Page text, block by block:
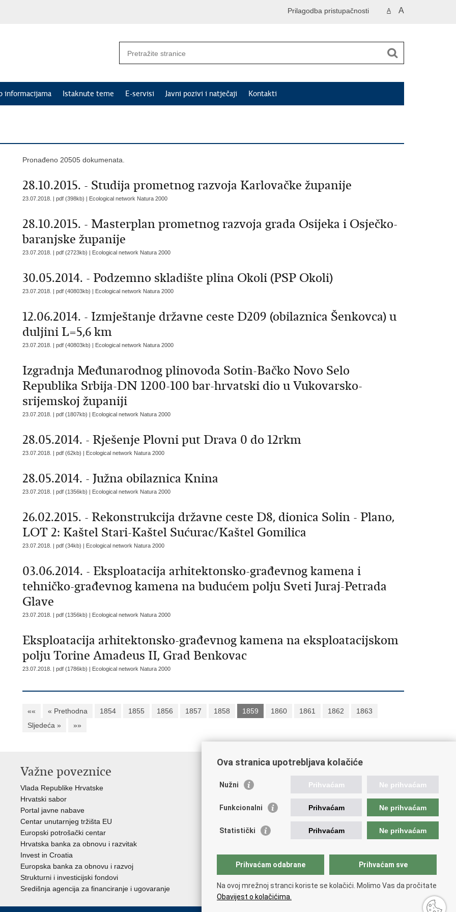
A A
Prilagodba pristupačnosti
informacijama Istaknute teme E-servisi Javni pozivi i natječaji Kontakti
Pronađeno 20505 dokumenata.
28.10.2015. - Studija prometnog razvoja Karlovačke županije
23.07.2018. | pdf (398kb) | Ecological network Natura 2000
28.10.2015. - Masterplan prometnog razvoja grada Osijeka i Osječko-
baranjske županije
23.07.2018. | pdf (2723kb) | Ecological network Natura 2000
30.05.2014. - Podzemno skladište plina Okoli (PSP Okoli)
23.07.2018. | pdf (40803kb) | Ecological network Natura 2000
12.06.2014. - Izmještanje državne ceste D209 (obilaznica Šenkovca) u
duljini L=5,6 km
23.07.2018. | pdf (40803kb) | Ecological network Natura 2000
Izgradnja Međunarodnog plinovoda Sotin-Bačko Novo Selo
Republika Srbija-DN 1200-100 bar-hrvatski dio u Vukovarsko-
srijemskoj županiji
23.07.2018. | pdf (1807kb) | Ecological network Natura 2000
28.05.2014. - Rješenje Plovni put Drava 0 do 12rkm
23.07.2018. | pdf (62kb) | Ecological network Natura 2000
28.05.2014. - Južna obilaznica Knina
23.07.2018. | pdf (1356kb) | Ecological network Natura 2000
26.02.2015. - Rekonstrukcija državne ceste D8, dionica Solin - Plano,
LOT 2: Kaštel Stari-Kaštel Sućurac/Kaštel Gomilica
23.07.2018. | pdf (34kb) | Ecological network Natura 2000
03.06.2014. - Eksploatacija arhitektonsko-građevnog kamena i
tehničko-građevnog kamena na budućem polju Sveti Juraj-Petrada
Glave
23.07.2018. | pdf (1356kb) | Ecological network Natura 2000
Eksploatacija arhitektonsko-građevnog kamena na eksploatacijskom
polju Torine Amadeus II, Grad Benkovac
23.07.2018. | pdf (1786kb) | Ecological network Natura 2000
«« « Prethodna 1854 1855 1856 1857 1858 1859 1860 1861 1862
1863
Sljedeća »
»»
Važne poveznice
Vlada Republike Hrvatske
Hrvatski sabor
Portal javne nabave
Centar unutarnjeg tržišta EU
Europski potrošački centar
Hrvatska banka za obnovu i razvitak
Invest in Croatia
Europska banka za obnovu i razvoj
Strukturni i investicijski fondovi
Središnja agencija za financiranje i ugovaranje
Institucije i javne ustanove u
nadležnosti Ministarstva
Agencija za ugljikovodike
Hrvatska akreditacijska agencija
Hrvatski zavod za norme
Hrvatska agencija za malo gospodarstvo, inovacije i
Ova stranica upotrebljava kolačiće
Nužni Prihvaćam Ne prihvaćam
Funkcionalni Prihvaćam Ne prihvaćam
Statistički Prihvaćam Ne prihvaćam
Prihvaćam odabrane Prihvaćam sve
Na ovoj mrežnoj stranci koriste se kolačići. Molimo Vas da pročitate
Obavijest o kolačićima.